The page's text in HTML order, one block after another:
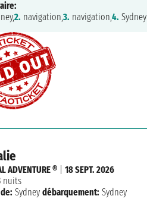
2. navigation,3. navigation,4. Sydney
ADVENTURE ® |18 SEPT. 2026
nuits
Sydney débarquement: Sydney